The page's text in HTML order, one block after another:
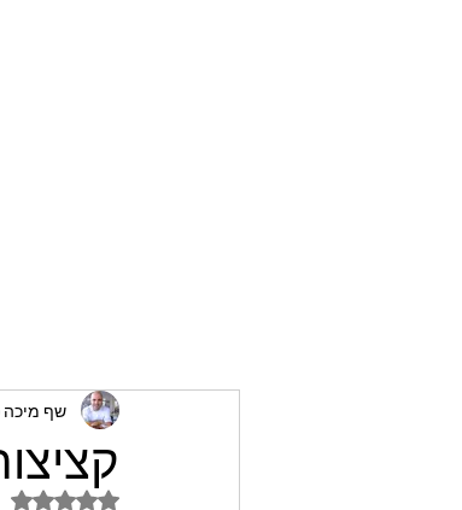
שף מיכה
דירוג של NaN מתוך 5 כוכבים